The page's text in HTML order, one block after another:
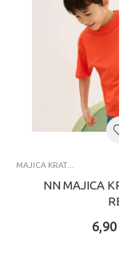
MAJICA KRATAK RUKAV
NN MAJICA
RED
6,90